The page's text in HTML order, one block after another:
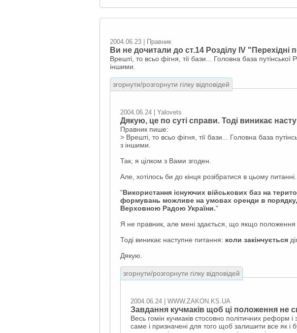
2004.06.23 | Правник
Ви не дочитали до ст.14 Розділу IV "Перехідні
Врешті, то всьо фігня, тії бази... Головна база
іншими.
згорнути/розгорнути гілку відповідей
2004.06.24 | Yalovets
Дякую, це по суті справи. Тоді виникає
Правник пише:
> Врешті, то всьо фігня, тії бази... Головна база
з іншими.
Так, я цілком з Вами згоден.
Але, хотілось би до кінця розібратися в цьому
"Використання існуючих військових баз на
формувань можливе на умовах оренди в
Верховною Радою України."
Я не правник, але мені здається, що якщо положення
Тоді виникає наступне питання: коли закінчується
Дякую.
згорнути/розгорнути гілку відповідей
2004.06.24 | WWW.ZAKON.KS.UA
Завдання кучмаків щоб ці положення не
Весь гомін кучмаків стосовно політичних реформ і
саме і призначені для того щоб залишити все як